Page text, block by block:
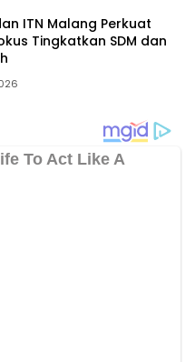
ITN Malang Perkuat
Tingkatkan SDM dan